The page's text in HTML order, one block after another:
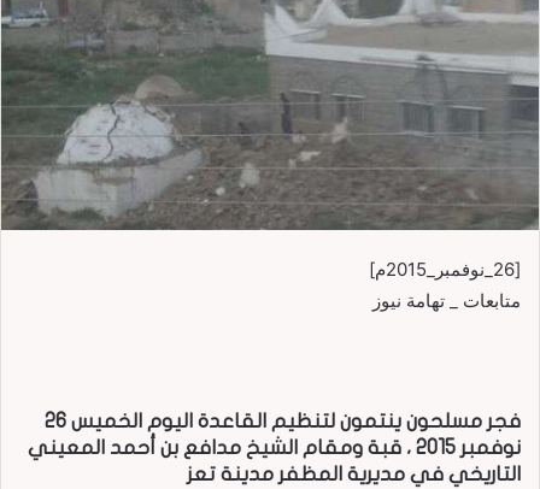
[26_نوفمبر_2015م]
متابعات _ تهامة نيوز
فجر مسلحون ينتمون لتنظيم القاعدة اليوم الخميس 26
نوفمبر 2015 ، قبة ومقام الشيخ مدافع بن أحمد المعيني
التاريخي في مديرية المظفر مدينة تعز